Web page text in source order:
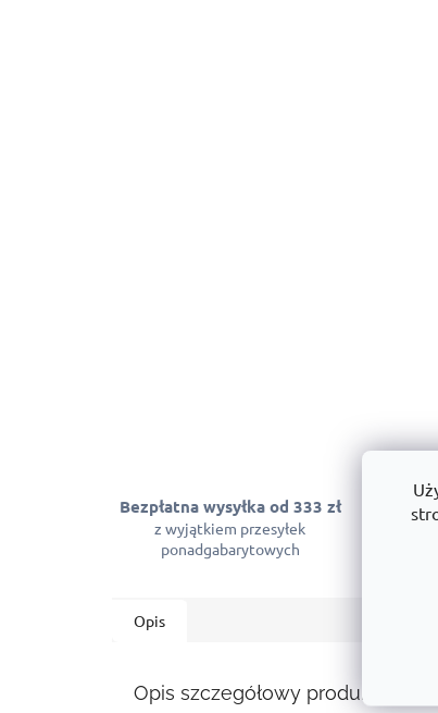
Bezpłatna wysyłka od 333 zł
z wyjątkiem przesyłek
ponadgabarytowych
Możemy
Opis
Opis szczegółowy produktu